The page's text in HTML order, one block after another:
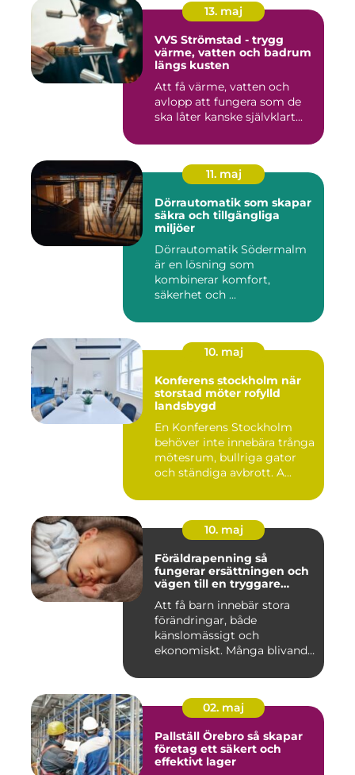
13. maj
VVS Strömstad - trygg
värme, vatten och badrum
längs kusten
Att få värme, vatten och
avlopp att fungera som de
ska låter kanske självklart...
11. maj
Dörrautomatik som skapar
säkra och tillgängliga
miljöer
Dörrautomatik Södermalm
är en lösning som
kombinerar komfort,
säkerhet och ...
10. maj
Konferens stockholm när
storstad möter rofylld
landsbygd
En Konferens Stockholm
behöver inte innebära trånga
mötesrum, bullriga gator
och ständiga avbrott. A...
10. maj
Föräldrapenning så
fungerar ersättningen och
vägen till en tryggare
Att få barn innebär stora
förändringar, både
känslomässigt och
ekonomiskt. Många blivande
02. maj
Pallställ Örebro så skapar
företag ett säkert och
effektivt lager